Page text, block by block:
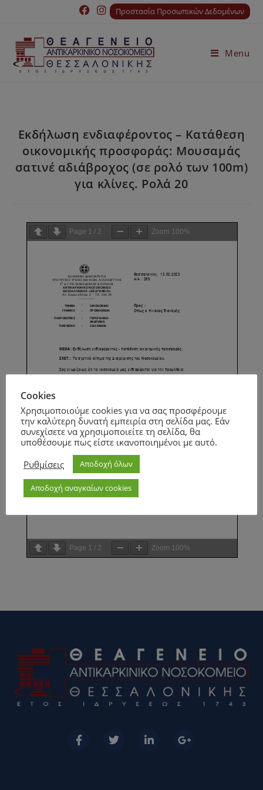
Προστασία Προσωπικών Δεδομένων
Menu
Εκδήλωση ενδιαφέροντος – Κατάθεση
οικονομικής προσφοράς: Μουσαμάς
σατινέ αδιάβροχος (σε ρολό των 100m)
για κλίνες. Ρολά 20
Page 1 / 2 Zoom 100%
Page 1 / 2 Zoom 100%
Cookies
Χρησιμοποιούμε cookies για να σας προσφέρουμε
την καλύτερη δυνατή εμπειρία στη σελίδα μας. Εάν
συνεχίσετε να χρησιμοποιείτε τη σελίδα, θα
υποθέσουμε πως είστε ικανοποιημένοι με αυτό.
Ρυθμίσεις
Αποδοχή όλων
Αποδοχή αναγκαίων cookies